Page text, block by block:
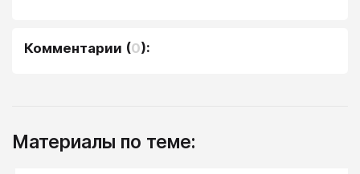
Комментарии (0):
Материалы по теме: